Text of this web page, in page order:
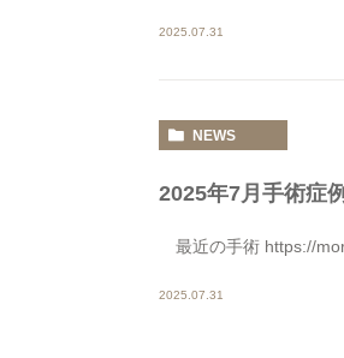
2025.07.31
NEWS
2025年7月手術症
最近の手術 https://
2025.07.31